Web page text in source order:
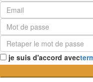
je suis d'accord avec